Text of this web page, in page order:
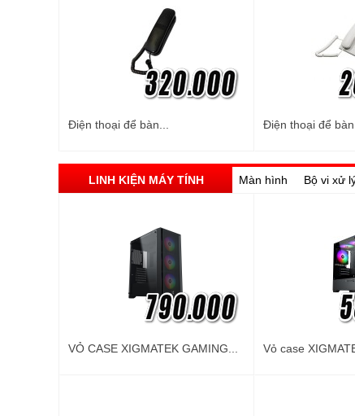
Điện thoại để bàn... Điện thoại để
LINH KIỆN MÁY TÍNH Màn hình Bộ vi xử
VỎ CASE XIGMATEK GAMING... Vỏ case